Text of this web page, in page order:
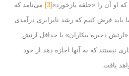
او آن را «حلقه بازخورد»[3]
می‌نامد که
باید فرض کنیم که رشد نابرابری درآمدی
ذخیره بیکاران» یا حداقل ارتش
نیستند که به آنها اجازه دهد از خود
یافت.